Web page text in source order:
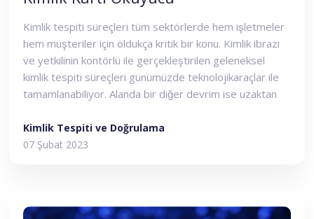
Kimlik tespiti süreçleri tüm sektörlerde hem işletmeler
hem müşteriler için oldukça kritik bir konu. Kimlik ibrazı
ve yetkilinin kontörlü ile gerçekleştirilen geleneksel
kimlik tespiti süreçleri günümüzde teknolojikaraçlar ile
tamamlanabiliyor. Alanda bir diğer devrim ise uzaktan
ve yüz doğrulamaişlemleri ile yapılabiliyor.
Kimlik Tespiti ve Doğrulama
07 Şubat 2023